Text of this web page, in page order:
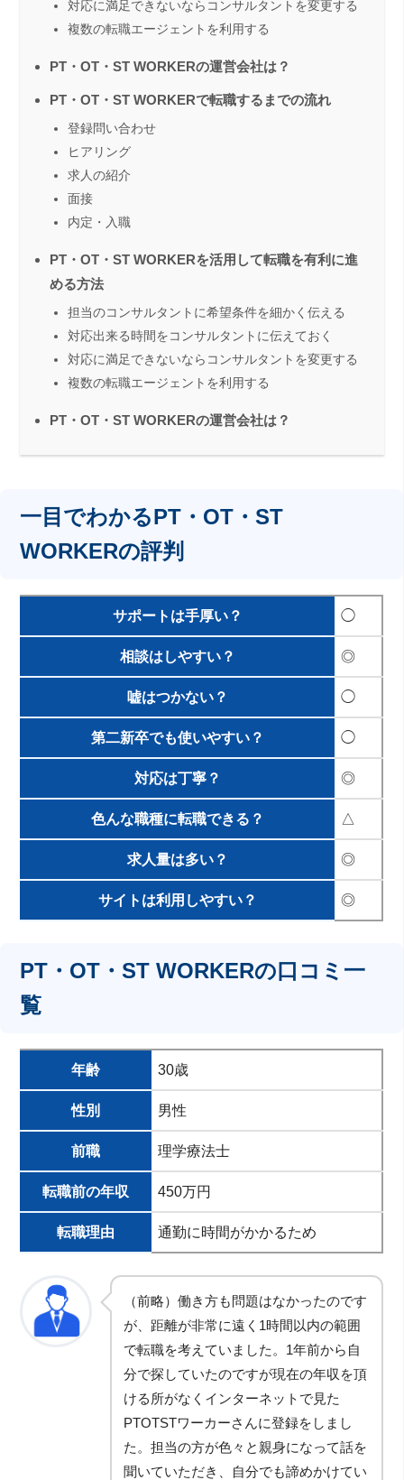
対応に満足できないならコンサルタントを変更する
複数の転職エージェントを利用する
PT・OT・ST WORKERの運営会社は？
PT・OT・ST WORKERで転職するまでの流れ
登録問い合わせ
ヒアリング
求人の紹介
面接
内定・入職
PT・OT・ST WORKERを活用して転職を有利に進
める方法
担当のコンサルタントに希望条件を細かく伝える
対応出来る時間をコンサルタントに伝えておく
対応に満足できないならコンサルタントを変更する
複数の転職エージェントを利用する
PT・OT・ST WORKERの運営会社は？
一目でわかるPT・OT・ST
WORKERの評判
サポートは手厚い？ ◯
相談はしやすい？ ◎
嘘はつかない？ ◯
第二新卒でも使いやすい？ ◯
対応は丁寧？ ◎
色んな職種に転職できる？ △
求人量は多い？ ◎
サイトは利用しやすい？ ◎
PT・OT・ST WORKERの口コミ一
覧
年齢 30歳
性別 男性
前職 理学療法士
転職前の年収 450万円
転職理由 通勤に時間がかかるため
（前略）働き方も問題はなかったのです
が、距離が非常に遠く1時間以内の範囲
で転職を考えていました。1年前から自
分で探していたのですが現在の年収を頂
ける所がなくインターネットで見た
PTOTSTワーカーさんに登録をしまし
た。担当の方が色々と親身になって話を
聞いていただき、自分でも諦めかけてい